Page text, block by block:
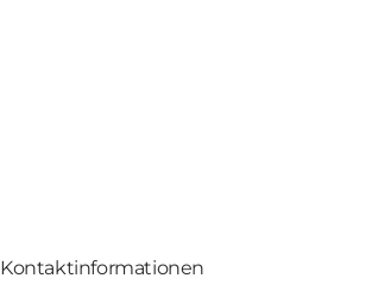
Kontaktinformationen